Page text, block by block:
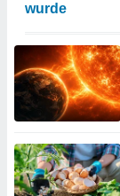
wurde